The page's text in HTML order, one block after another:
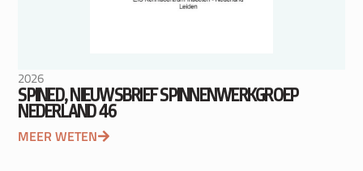
2026
SPINED, NIEUWSBRIEF SPINNENWERKGROEP
NEDERLAND 46
MEER WETEN